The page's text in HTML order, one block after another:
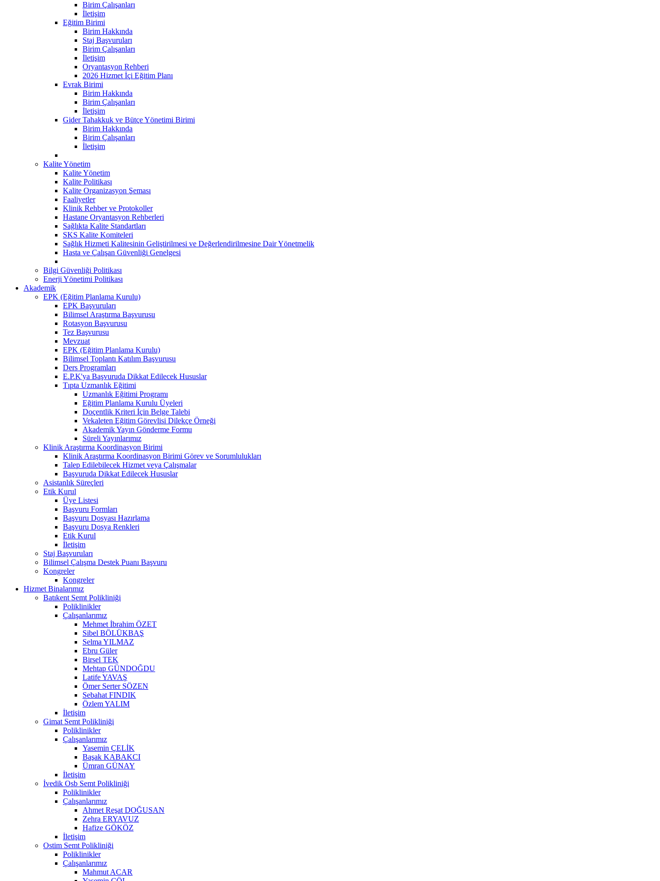
Birim Çalışanları
İletişim
Eğitim Birimi
Birim Hakkında
Staj Başvuruları
Birim Çalışanları
İletişim
Oryantasyon Rehberi
2026 Hizmet İçi Eğitim Planı
Evrak Birimi
Birim Hakkında
Birim Çalışanları
İletişim
Gider Tahakkuk ve Bütçe Yönetimi Birimi
Birim Hakkında
Birim Çalışanları
İletişim
Kalite Yönetim
Kalite Yönetim
Kalite Politikası
Kalite Organizasyon Şeması
Faaliyetler
Klinik Rehber ve Protokoller
Hastane Oryantasyon Rehberleri
Sağlıkta Kalite Standartları
SKS Kalite Komiteleri
Sağlık Hizmeti Kalitesinin Geliştirilmesi ve Değerlendirilmesine Dair Yönetmelik
Hasta ve Çalışan Güvenliği Genelgesi
Bilgi Güvenliği Politikası
Enerji Yönetimi Politikası
Akademik
EPK (Eğitim Planlama Kurulu)
EPK Başvuruları
Bilimsel Araştırma Başvurusu
Rotasyon Başvurusu
Tez Başvurusu
Mevzuat
EPK (Eğitim Planlama Kurulu)
Bilimsel Toplantı Katılım Başvurusu
Ders Programları
E.P.K'ya Başvuruda Dikkat Edilecek Hususlar
Tıpta Uzmanlık Eğitimi
Uzmanlık Eğitimi Programı
Eğitim Planlama Kurulu Üyeleri
Doçentlik Kriteri İçin Belge Talebi
Vekaleten Eğitim Görevlisi Dilekçe Örneği
Akademik Yayın Gönderme Formu
Süreli Yayınlarımız
Klinik Araştırma Koordinasyon Birimi
Klinik Araştırma Koordinasyon Birimi Görev ve Sorumlulukları
Talep Edilebilecek Hizmet veya Çalışmalar
Başvuruda Dikkat Edilecek Hususlar
Asistanlık Süreçleri
Etik Kurul
Üye Listesi
Başvuru Formları
Başvuru Dosyası Hazırlama
Başvuru Dosya Renkleri
Etik Kurul
İletişim
Staj Başvuruları
Bilimsel Çalışma Destek Puanı Başvuru
Kongreler
Kongreler
Hizmet Binalarımız
Batıkent Semt Polikliniği
Poliklinikler
Çalışanlarımız
Mehmet İbrahim ÖZET
Sibel BÖLÜKBAŞ
Selma YILMAZ
Ebru Güler
Birsel TEK
Mehtap GÜNDOĞDU
Latife YAVAŞ
Ömer Serter SÖZEN
Sebahat FINDIK
Özlem YALIM
İletişim
Gimat Semt Polikliniği
Poliklinikler
Çalışanlarımız
Yasemin ÇELİK
Başak KABAKCI
Ümran GÜNAY
İletişim
İvedik Osb Semt Polikliniği
Poliklinikler
Çalışanlarımız
Ahmet Reşat DOĞUSAN
Zehra ERYAVUZ
Hafize GÖKÖZ
İletişim
Ostim Semt Polikliniği
Poliklinikler
Çalışanlarımız
Mahmut ACAR